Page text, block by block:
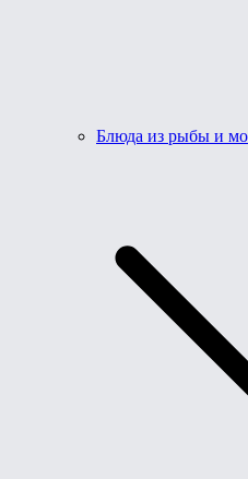
Блюда из рыбы и